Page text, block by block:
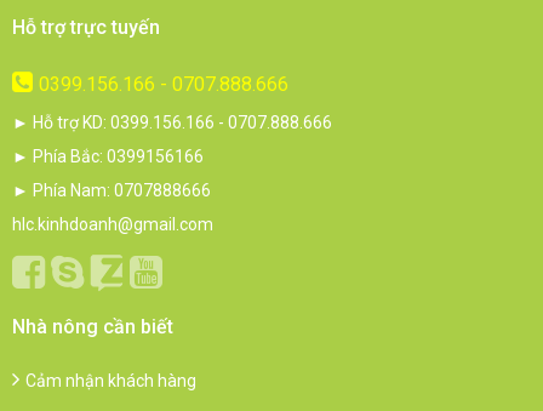
Hỗ trợ trực tuyến
0399.156.166 - 0707.888.666
► Hỗ trợ KD: 0399.156.166 - 0707.888.666
► Phía Bắc: 0399156166
► Phía Nam: 0707888666
hlc.kinhdoanh@gmail.com
Nhà nông cần biết
Cảm nhận khách hàng